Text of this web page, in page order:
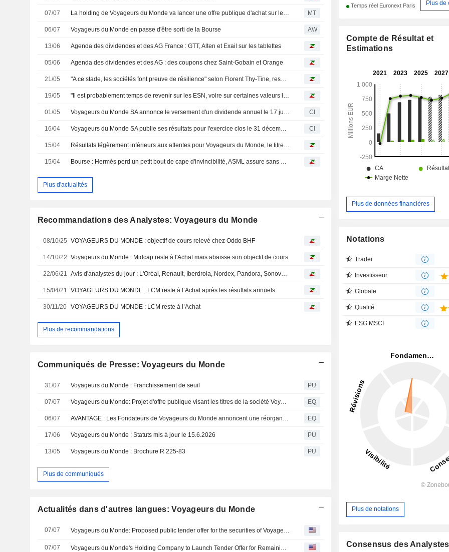
07/07 La holding de Voyageurs du Monde va lancer une offre publique d'achat sur le solde du capital MT
06/07 Voyageurs du Monde en passe d'être sorti de la Bourse AW
13/06 Agenda des dividendes et des AG France : GTT, Alten et Exail sur les tablettes
05/06 Agenda des dividendes et des AG : des coupons chez Saint-Gobain et Orange
21/05 "A ce stade, les sociétés font preuve de résilience" selon Florent Thy-Tine, responsable de la recherche chez TP ICAP Midcap
19/05 "Il est probablement temps de revenir sur les ESN, voire sur certaines valeurs liées à la construction" selon Jean-François Delcaire, gérant de HMG Découvertes
01/05 Voyageurs du Monde SA annonce le versement d'un dividende annuel le 17 juin 2026 CI
16/04 Voyageurs du Monde SA publie ses résultats pour l'exercice clos le 31 décembre 2025 CI
15/04 Résultats légèrement inférieurs aux attentes pour Voyageurs du Monde, le titre recule
15/04 Bourse : Hermès perd un petit bout de cape d'invincibilité, ASML assure sans briller
Plus d'actualités
Recommandations des Analystes: Voyageurs du Monde
08/10/25 VOYAGEURS DU MONDE : objectif de cours relevé chez Oddo BHF
14/10/22 Voyageurs du Monde : Midcap reste à l'Achat mais abaisse son objectif de cours
22/06/21
15/04/21 VOYAGEURS DU MONDE : LCM reste à l’Achat après les résultats annuels
30/11/20 VOYAGEURS DU MONDE : LCM reste à l’Achat
Plus de recommandations
Communiqués de Presse: Voyageurs du Monde
31/07 Voyageurs du Monde : Franchissement de seuil PU
07/07 EQ
06/07 EQ
17/06 Voyageurs du Monde : Statuts mis à jour le 15.6.2026 PU
13/05 Voyageurs du Monde : Brochure R 225-83 PU
Plus de communiqués
Actualités dans d'autres langues: Voyageurs du Monde
07/07 Voyageurs du Monde: Proposed public tender offer for the securities of Voyageurs du Monde
07/07 Voyageurs du Monde's Holding Company to Launch Tender Offer for Remaining Interest
Temps réel Euronext Paris Plus de
Compte de Résultat et
Estimations
Plus de données financières
Notations
Trader
Investisseur
Globale
Qualité
ESG MSCI
Plus de notations
Consensus des Analystes